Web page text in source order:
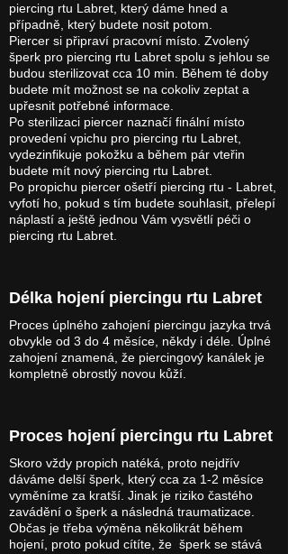
piercing rtu Labret, který dáme hned a
případně, který budete nosit potom.
Piercer si připraví pracovní místo. Zvolený
šperk pro piercing rtu Labret spolu s jehlou se
budou sterilizovat cca 10 min. Během té doby
budete mít možnost se na cokoliv zeptat a
upřesnit potřebné informace.
Po sterilizaci piercer naznačí finální místo
provedení vpichu pro piercing rtu Labret,
vydezinfikuje pokožku a během pár vteřin
budete mít nový piercing rtu Labret.
Po propichu piercer ošetří piercing rtu - Labret,
vyfotí ho, pokud s tím budete souhlasit, přelepí
náplastí a ještě jednou Vám vysvětlí péči o
piercing rtu Labret.
Délka hojení piercingu rtu Labret
Proces úplného zahojení piercingu jazyka trvá
obvykle od 3 do 4 měsíce, někdy i déle. Úplné
zahojení znamená, že piercingový kanálek je
kompletně obrostlý novou kůží.
Proces hojení piercingu rtu Labret
Skoro vždy propich natéká, proto nejdřív
dáváme delší šperk, který cca za 1-2 měsíce
vyměníme za kratší. Jinak je riziko častého
zavádění o šperk a následná traumatizace.
Občas je třeba výměna několikrát během
hojení, proto pokud cítíte, že šperk se stává